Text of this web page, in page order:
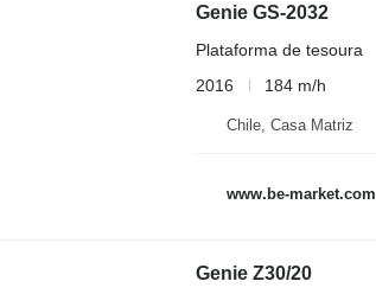
Genie GS-2032
Plataforma de tesoura
2016
184 m/h
Chile, Casa Matriz
www.be-market.com
Genie Z30/20